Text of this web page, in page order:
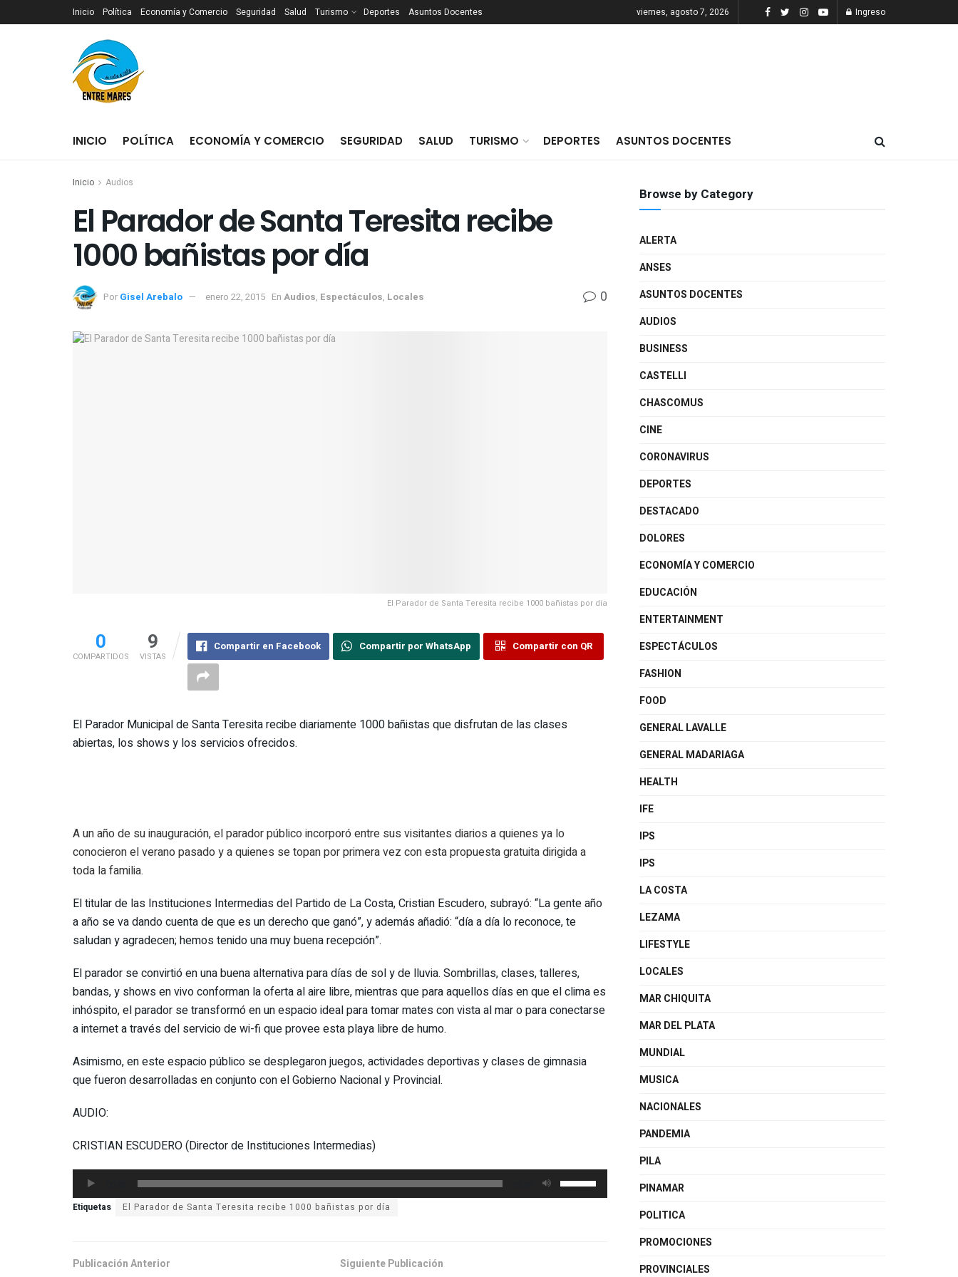
Inicio Política Economía y Comercio Seguridad Salud Turismo Deportes Asuntos Docentes viernes, agosto 7, 2026 Ingreso
INICIO POLÍTICA ECONOMÍA Y COMERCIO SEGURIDAD SALUD TURISMO DEPORTES ASUNTOS DOCENTES
Inicio Audios
El Parador de Santa Teresita recibe
Por Gisel Arebalo enero 22, 2015 En Audios, Espectáculos, Locales 0
0
COMPARTIDOS
9
VISTAS
Compartir en Facebook Compartir por WhatsApp Compartir con QR
El Parador Municipal de Santa Teresita recibe diariamente 1000 bañistas que disfrutan de las clases
abiertas, los shows y los servicios ofrecidos.
A un año de su inauguración, el parador público incorporó entre sus visitantes diarios a quienes ya lo
conocieron el verano pasado y a quienes se topan por primera vez con esta propuesta gratuita dirigida a
toda la familia.
El titular de las Instituciones Intermedias del Partido de La Costa, Cristian Escudero, subrayó: “La gente año
a año se va dando cuenta de que es un derecho que ganó”, y además añadió: “día a día lo reconoce, te
saludan y agradecen; hemos tenido una muy buena recepción”.
El parador se convirtió en una buena alternativa para días de sol y de lluvia. Sombrillas, clases, talleres,
bandas, y shows en vivo conforman la oferta al aire libre, mientras que para aquellos días en que el clima es
inhóspito, el parador se transformó en un espacio ideal para tomar mates con vista al mar o para conectarse
a internet a través del servicio de wi-fi que provee esta playa libre de humo.
Asimismo, en este espacio público se desplegaron juegos, actividades deportivas y clases de gimnasia
que fueron desarrolladas en conjunto con el Gobierno Nacional y Provincial.
AUDIO:
CRISTIAN ESCUDERO (Director de Instituciones Intermedias)
Reproductor
de
audio
las
Etiquetas
Publicación Anterior Siguiente Publicación
Browse by Category
ALERTA
ANSES
ASUNTOS DOCENTES
AUDIOS
BUSINESS
CASTELLI
CHASCOMUS
CINE
CORONAVIRUS
DEPORTES
DESTACADO
DOLORES
ECONOMÍA Y COMERCIO
EDUCACIÓN
ENTERTAINMENT
ESPECTÁCULOS
FASHION
FOOD
GENERAL LAVALLE
GENERAL MADARIAGA
HEALTH
IFE
IPS
IPS
LA COSTA
LEZAMA
LIFESTYLE
LOCALES
MAR CHIQUITA
MAR DEL PLATA
MUNDIAL
MUSICA
NACIONALES
PANDEMIA
PILA
PINAMAR
POLITICA
PROMOCIONES
PROVINCIALES